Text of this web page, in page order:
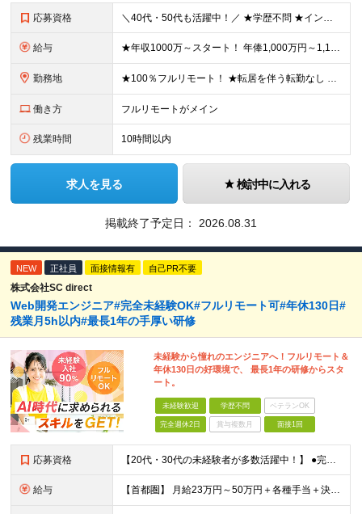
応募資格 ＼40代・50代も活躍中！／ ★学歴不問 ★インフラエンジニアの経験を5年以上お持ちの方 ≪こんな方にピッタリです！≫ ◎自身の市場価値を正当に評価してほしい ◎今より年収をアップさせたい ◎多彩な
給与 ★年収1000万～スタート！ 年俸1,000万円～1,162万8,000円（12分割） ※経験・スキルを考慮の上決定します ※上記金額には固定残業代（月30h分・158,400円～184,000円
勤務地 ★100％フルリモート！ ★転居を伴う転勤なし 本社またはプロジェクト先にて勤務いただきます！ ※プロジェクト先は一都三県及び23区内がメイン 【本社】 東京都新宿区神楽坂1-2 研究社英語センタ
働き方 フルリモートがメイン
残業時間 10時間以内
求人を見る 検討中に入れる
掲載終了予定日： 2026.08.31
NEW 正社員 面接情報有 自己PR不要
株式会社SC direct
Web開発エンジニア#完全未経験OK#フルリモート可#年休130日#
残業月5h以内#最長1年の手厚い研修
未経験から憧れのエンジニアへ！フルリモート＆
年休130日の好環境で、 最長1年の研修からスタ
ート。
未経験歓迎 学歴不問 ベテランOK
完全週休2日 賞与複数月 面接1回
応募資格 【20代・30代の未経験者が多数活躍中！】 ●完全未経験、第二新卒、既卒、フリーターの方大歓迎！ ●学歴・職歴・転職回数・ブランク一切不問 ※34歳までの方（若年層の長期キャリア形成を図るため） ★
給与 【首都圏】 月給23万円～50万円＋各種手当＋決算賞与 【大阪】 月給22万円～50万円＋各種手当＋決算賞与 【愛知】 月給21.5万円～50万円＋各種手当＋決算賞与 【福岡・宮城】 月給20万